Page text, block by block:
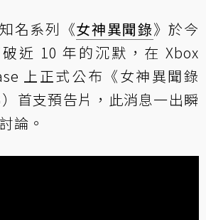
名系列《女神異聞錄》於今
破近 10 年的沉默，在 Xbox
上正式公布《女神異聞錄
首支預告片，此消息一出瞬
論。